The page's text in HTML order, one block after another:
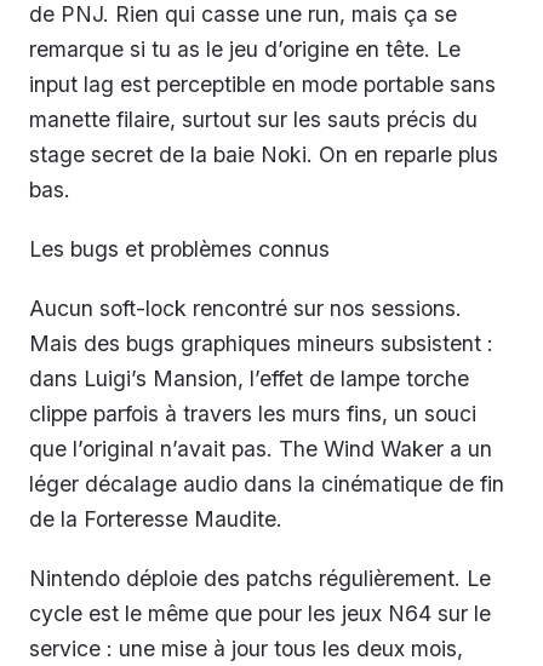
de PNJ. Rien qui casse une run, mais ça se
remarque si tu as le jeu d’origine en tête. Le
input lag est perceptible en mode portable sans
manette filaire, surtout sur les sauts précis du
stage secret de la baie Noki. On en reparle plus
bas.
Les bugs et problèmes connus
Aucun soft-lock rencontré sur nos sessions.
Mais des bugs graphiques mineurs subsistent :
dans Luigi’s Mansion, l’effet de lampe torche
clippe parfois à travers les murs fins, un souci
que l’original n’avait pas. The Wind Waker a un
léger décalage audio dans la cinématique de fin
de la Forteresse Maudite.
Nintendo déploie des patchs régulièrement. Le
cycle est le même que pour les jeux N64 sur le
service : une mise à jour tous les deux mois,